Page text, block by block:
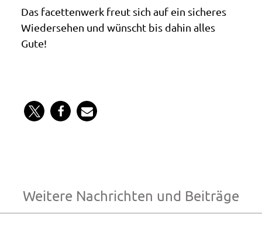
Das facettenwerk freut sich auf ein sicheres
Wiedersehen und wünscht bis dahin alles
Gute!
Weitere Nachrichten und Beiträge